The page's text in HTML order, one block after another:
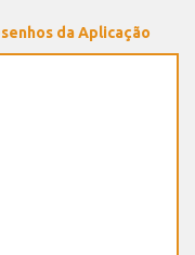
da Aplicação